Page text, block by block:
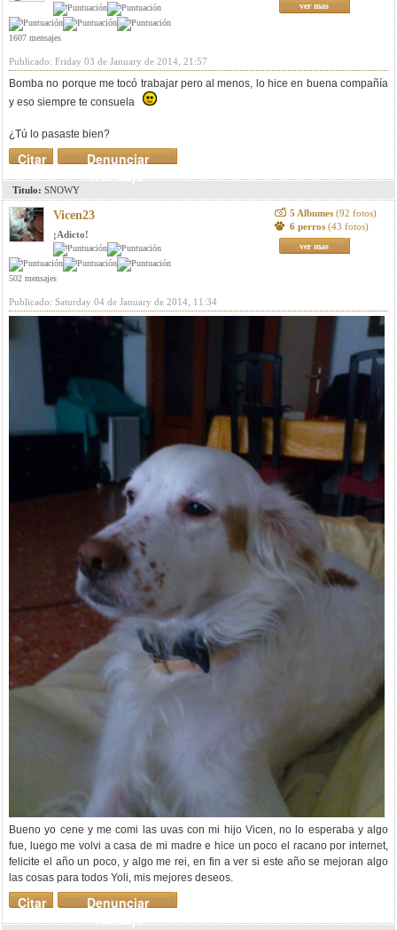
1607 mensajes
ver mas
Publicado: Friday 03 de January de 2014, 21:57
Bomba no porque me tocó trabajar pero al menos, lo hice en buena compañía
y eso siempre te consuela
¿Tú lo pasaste bien?
Denunciar
mensaje
Citar
Titulo: SNOWY
Vicen23
¡Adicto!
502 mensajes
5 Albumes (92 fotos)
6 perros (43 fotos)
ver mas
Publicado: Saturday 04 de January de 2014, 11:34
Bueno yo cene y me comi las uvas con mi hijo Vicen, no lo esperaba y algo
fue, luego me volvi a casa de mi madre e hice un poco el racano por internet,
felicite el año un poco, y algo me rei, en fin a ver si este año se mejoran algo
las cosas para todos Yoli, mis mejores deseos.
Denunciar
mensaje
Citar